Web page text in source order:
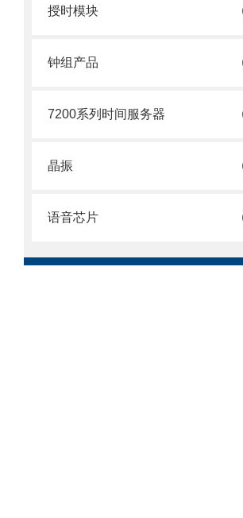
授时模块
钟组产品
7200系列时间服务器
晶振
语音芯片